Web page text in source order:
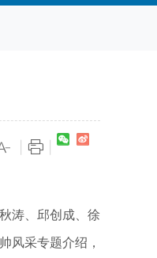
涛、邱创成、徐
风采专题介绍，